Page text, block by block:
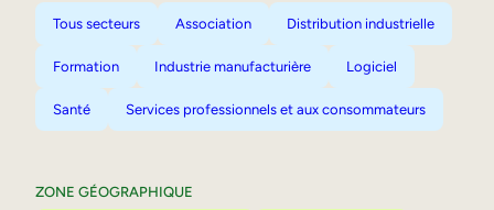
Tous secteurs Association Distribution industrielle
Formation Industrie manufacturière Logiciel
Santé Services professionnels et aux consommateurs
ZONE GÉOGRAPHIQUE